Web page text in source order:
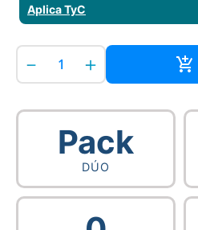
Aplica TyC
＋
－
Pack
DÚO